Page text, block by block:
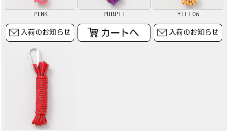
PINK PURPLE YELLOW